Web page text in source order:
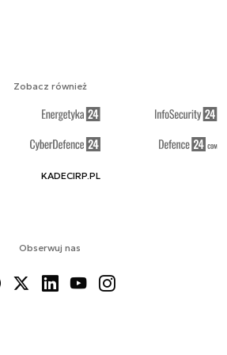
Obserwuj nas
Zobacz również
KADECIRP.PL